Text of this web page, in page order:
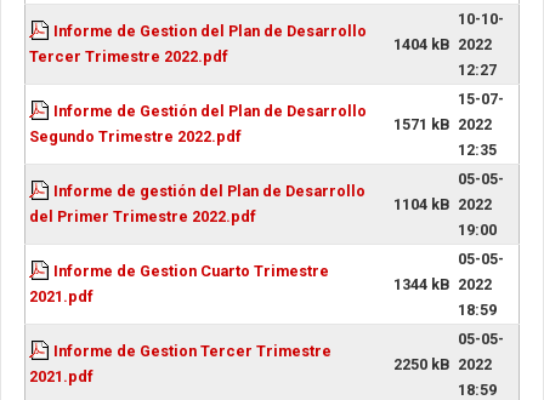
Informe de Gestion del Plan de Desarrollo
Tercer Trimestre 2022.pdf
1404 kB
10-10-
2022
12:27
Informe de Gestión del Plan de Desarrollo
Segundo Trimestre 2022.pdf
1571 kB
15-07-
2022
12:35
Informe de gestión del Plan de Desarrollo
del Primer Trimestre 2022.pdf
1104 kB
05-05-
2022
19:00
Informe de Gestion Cuarto Trimestre
2021.pdf
1344 kB
05-05-
2022
18:59
Informe de Gestion Tercer Trimestre
2021.pdf
2250 kB
05-05-
2022
18:59